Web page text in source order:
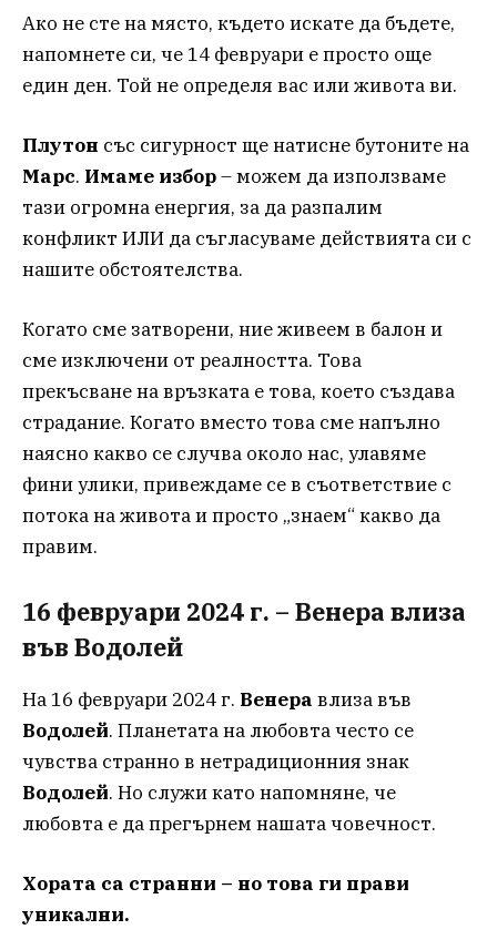
Ако не сте на място, където искате да бъдете,
напомнете си, че 14 февруари е просто още
един ден. Той не определя вас или живота ви.
Плутон със сигурност ще натисне бутоните на
Марс. Имаме избор– можем да използваме
тази огромна енергия, за да разпалим
конфликт ИЛИ да съгласуваме действията си с
нашите обстоятелства.
Когато сме затворени, ние живеем в балон и
сме изключени от реалността. Това
прекъсване на връзката е това, което създава
страдание. Когато вместо това сме напълно
наясно какво се случва около нас, улавяме
фини улики, привеждаме се в съответствие с
потока на живота и просто „знаем“ какво да
правим.
16 февруари 2024 г. – Венера влиза
във Водолей
На 16 февруари 2024 г. Венера влиза във
Водолей. Планетата на любовта често се
чувства странно в нетрадиционния знак
Водолей. Но служи като напомняне, че
любовта е да прегърнем нашата човечност.
Хората са странни – но това ги прави
уникални.